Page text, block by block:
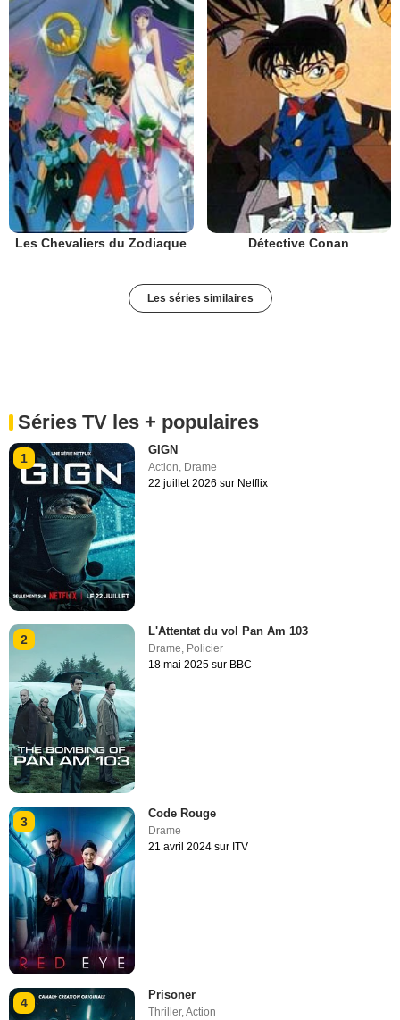
Les Chevaliers du Zodiaque Détective Conan
Les séries similaires
Séries TV les + populaires
1
GIGN
Action, Drame
22 juillet 2026 sur Netflix
2
L'Attentat du vol Pan Am 103
Drame, Policier
18 mai 2025 sur BBC
3
Code Rouge
Drame
21 avril 2024 sur ITV
4
Prisoner
Thriller,Action